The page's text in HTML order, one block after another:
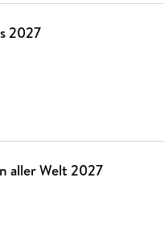
2027
aller Welt 2027